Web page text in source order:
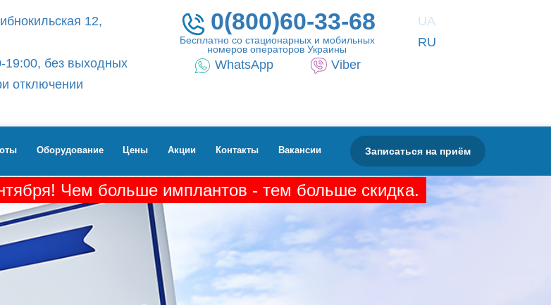
12,
19:00, без выходных
отключении
0(800)60-33-68
Бесплатно со стационарных и мобильных
номеров операторов Украины
WhatsApp Viber
UA
RU
Оборудование Цены Акции Контакты Вакансии Записаться на приём
Чем больше имплантов - тем больше скидка.